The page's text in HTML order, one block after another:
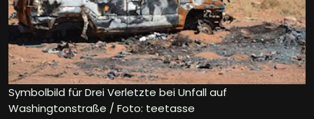
Symbolbild für Drei Verletzte bei Unfall auf
Washingtonstraße / Foto: teetasse